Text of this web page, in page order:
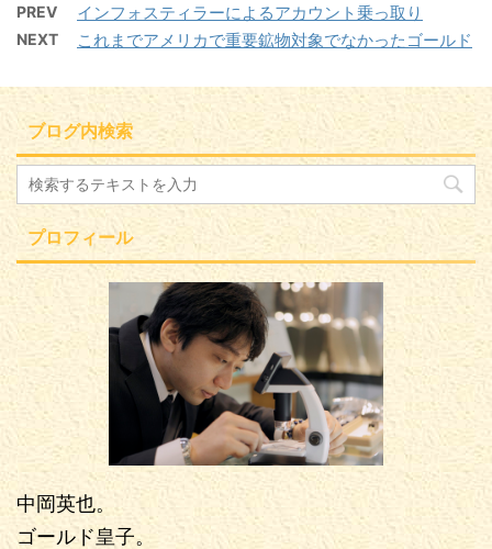
PREV インフォスティラーによるアカウント乗っ取り
NEXT これまでアメリカで重要鉱物対象でなかったゴールド
ブログ内検索
プロフィール
中岡英也。
ゴールド皇子。